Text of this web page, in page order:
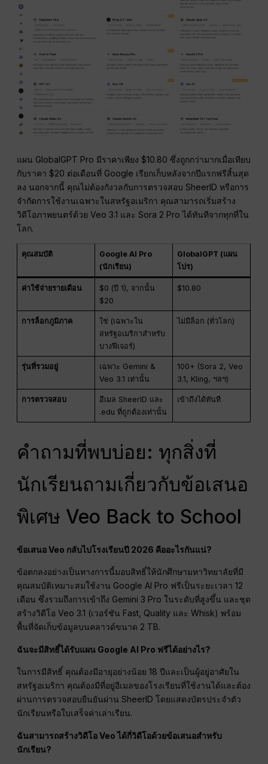
แผน GlobalGPT Pro มีราคาเพียง $10.80 ซึ่งถูกกว่ามากเมื่อเทียบ
กับราคา $20 ต่อเดือนที่ Google เรียกเก็บหลังจากปีแรกฟรีสิ้นสุด
ลง นอกจากนี้ คุณไม่ต้องกังวลกับการตรวจสอบ SheerID หรือการ
จำกัดการใช้งานเฉพาะในสหรัฐอเมริกา คุณสามารถเริ่มสร้าง
วิดีโอภาพยนตร์ด้วย Veo 3.1 และ Sora 2 Pro ได้ทันทีจากทุกที่ใน
โลก.
คุณสมบัติ
Google AI Pro
(นักเรียน)
GlobalGPT (แผน
โปร)
ค่าใช้จ่ายรายเดือน
$0 (ปี 1), จากนั้น
$20
$10.80
การล็อกภูมิภาค
ใช่ (เฉพาะใน
สหรัฐอเมริกาสำหรับ
บางฟีเจอร์)
ไม่มีล็อก (ทั่วโลก)
รุ่นที่รวมอยู่
เฉพาะ Gemini &
Veo 3.1 เท่านั้น
100+ (Sora 2, Veo
3.1, Kling, ฯลฯ)
การตรวจสอบ
อีเมล SheerID และ
.edu ที่ถูกต้องเท่านั้น
เข้าถึงได้ทันที
คำถามที่พบบ่อย: ทุกสิ่งที่
นักเรียนถามเกี่ยวกับข้อเสนอ
พิเศษ Veo Back to School
ข้อเสนอ Veo กลับไปโรงเรียนปี 2026 คืออะไรกันแน่?
ข้อตกลงอย่างเป็นทางการนี้มอบสิทธิ์ให้นักศึกษามหาวิทยาลัยที่มี
คุณสมบัติเหมาะสมใช้งาน Google AI Pro ฟรีเป็นระยะเวลา 12
เดือน ซึ่งรวมถึงการเข้าถึง Gemini 3 Pro ในระดับที่สูงขึ้น และชุด
สร้างวิดีโอ Veo 3.1 (เวอร์ชัน Fast, Quality และ Whisk) พร้อม
พื้นที่จัดเก็บข้อมูลบนคลาวด์ขนาด 2 TB.
ฉันจะมีสิทธิ์ได้รับแผน Google AI Pro ฟรีได้อย่างไร?
ในการมีสิทธิ์ คุณต้องมีอายุอย่างน้อย 18 ปีและเป็นผู้อยู่อาศัยใน
สหรัฐอเมริกา คุณต้องมีที่อยู่อีเมลของโรงเรียนที่ใช้งานได้และต้อง
ผ่านการตรวจสอบยืนยันผ่าน SheerID โดยแสดงบัตรประจำตัว
นักเรียนหรือใบเสร็จค่าเล่าเรียน.
ฉันสามารถสร้างวิดีโอ Veo ได้กี่วิดีโอด้วยข้อเสนอสำหรับ
นักเรียน?